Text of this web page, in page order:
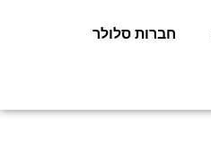
חברות סלולר